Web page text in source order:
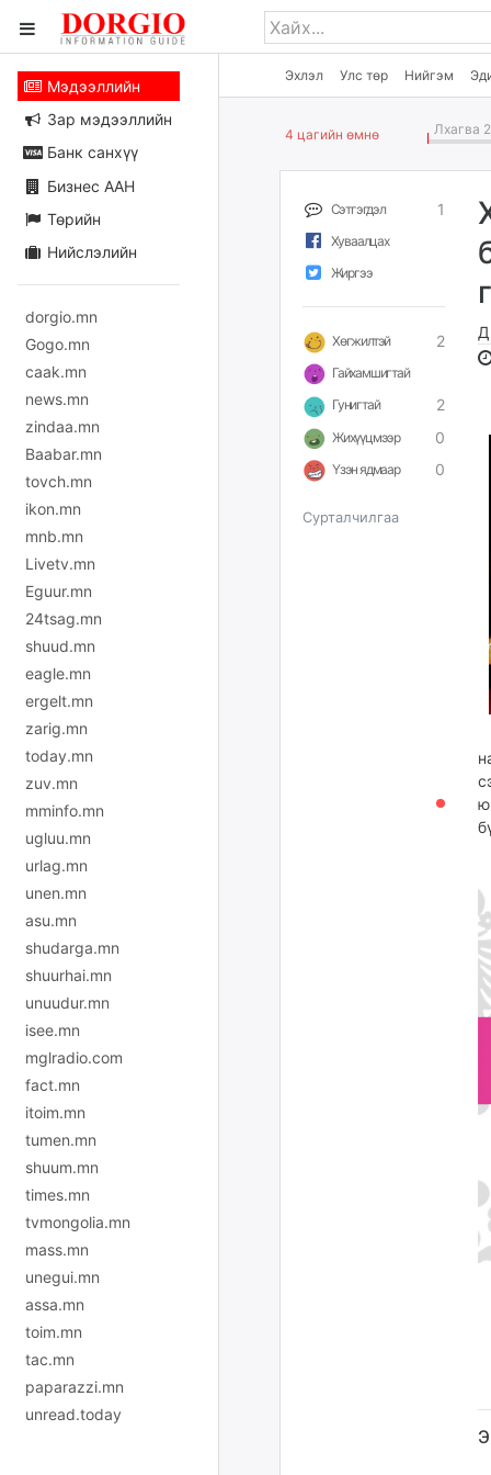
Эхлэл Улс төр Нийгэм
Мэдээллийн
Зар мэдээллийн
Банк санхүү
Бизнес ААН
Төрийн
Нийслэлийн
dorgio.mn
Gogo.mn
caak.mn
news.mn
zindaa.mn
Baabar.mn
tovch.mn
ikon.mn
mnb.mn
Livetv.mn
Eguur.mn
24tsag.mn
shuud.mn
eagle.mn
ergelt.mn
zarig.mn
today.mn
zuv.mn
mminfo.mn
ugluu.mn
urlag.mn
unen.mn
asu.mn
shudarga.mn
shuurhai.mn
unuudur.mn
isee.mn
mglradio.com
fact.mn
itoim.mn
tumen.mn
shuum.mn
times.mn
tvmongolia.mn
mass.mn
unegui.mn
assa.mn
toim.mn
tac.mn
paparazzi.mn
unread.today
4 цагийн өмнө Лхагва
Сэтгэгдэл 1
Хуваалцах
Жиргээ
Хөгжилтэй 2
Гайхамшигтай
Гунигтай
2
Жихүүцмээр 0
Үзэн ядмаар 0
Сурталчилгаа